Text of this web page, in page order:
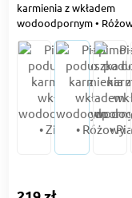
karmienia z wkładem
wodoodpornym •